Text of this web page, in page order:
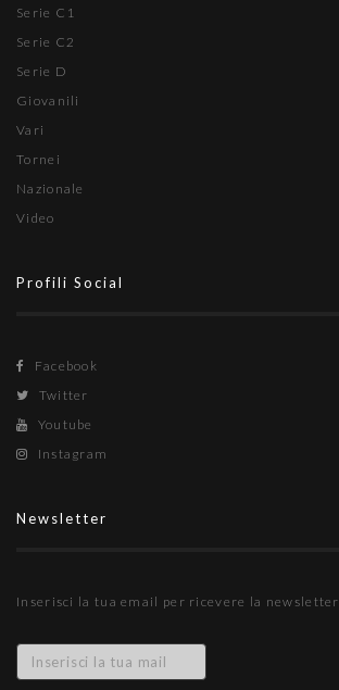
Serie C1
Serie C2
Serie D
Giovanili
Vari
Tornei
Nazionale
Video
Profili Social
Facebook
Twitter
Youtube
Instagram
Newsletter
Inserisci la tua email per ricevere la newsletter